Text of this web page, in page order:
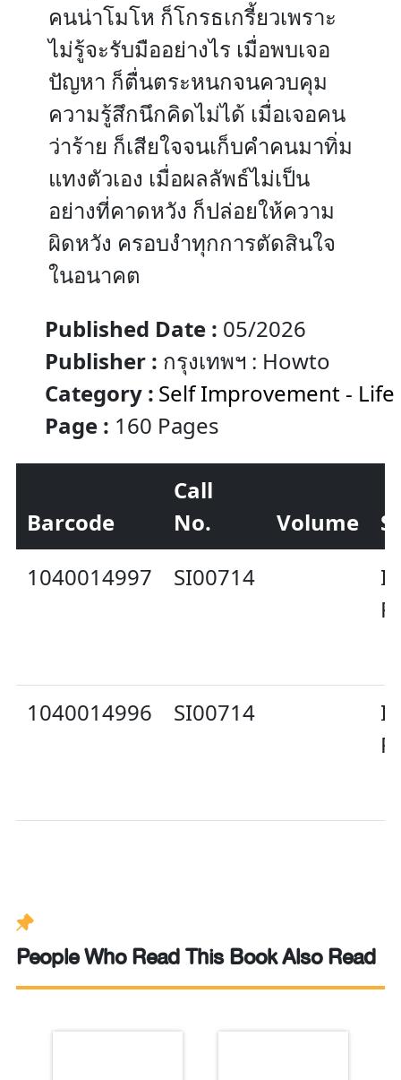
คนน่าโมโห ก็โกรธเกรี้ยวเพราะ
ไม่รู้จะรับมืออย่างไร เมื่อพบเจอ
ปัญหา ก็ตื่นตระหนกจนควบคุม
ความรู้สึกนึกคิดไม่ได้ เมื่อเจอคน
ว่าร้าย ก็เสียใจจนเก็บคำคนมาทิ่ม
แทงตัวเอง เมื่อผลลัพธ์ไม่เป็น
อย่างที่คาดหวัง ก็ปล่อยให้ความ
ผิดหวัง ครอบงำทุกการตัดสินใจ
ในอนาคต
Published Date : 05/2026
Publisher :
กรุงเทพฯ : Howto
Category : Self Improvement - Life
Page : 160 Pages
Barcode
Call
No.
Volume
1040014997
SI00714
In
1040014996 SI00714
In
People Who Read This Book Also Read